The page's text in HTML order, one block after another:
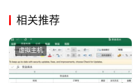
相关推荐
虚拟主机